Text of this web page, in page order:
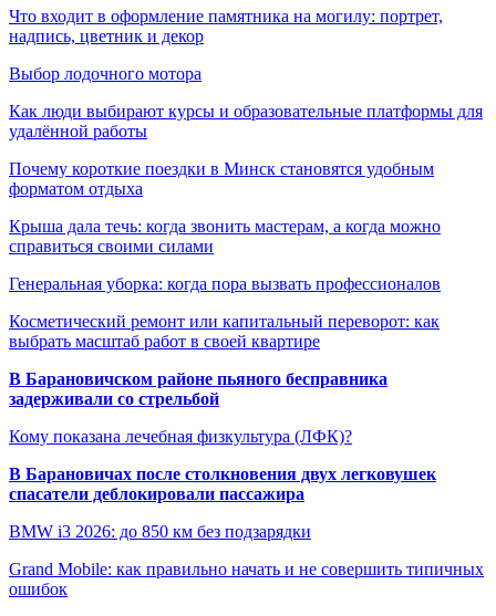
Что входит в оформление памятника на могилу: портрет,
надпись, цветник и декор
Выбор лодочного мотора
Как люди выбирают курсы и образовательные платформы для
удалённой работы
Почему короткие поездки в Минск становятся удобным
форматом отдыха
Крыша дала течь: когда звонить мастерам, а когда можно
справиться своими силами
Генеральная уборка: когда пора вызвать профессионалов
Косметический ремонт или капитальный переворот: как
выбрать масштаб работ в своей квартире
В Барановичском районе пьяного бесправника
задерживали со стрельбой
Кому показана лечебная физкультура (ЛФК)?
В Барановичах после столкновения двух легковушек
спасатели деблокировали пассажира
BMW i3 2026: до 850 км без подзарядки
Grand Mobile: как правильно начать и не совершить типичных
ошибок